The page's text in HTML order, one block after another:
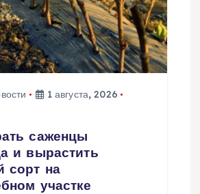
1 августа, 2026
саженцы
и вырастить
сорт на
участке